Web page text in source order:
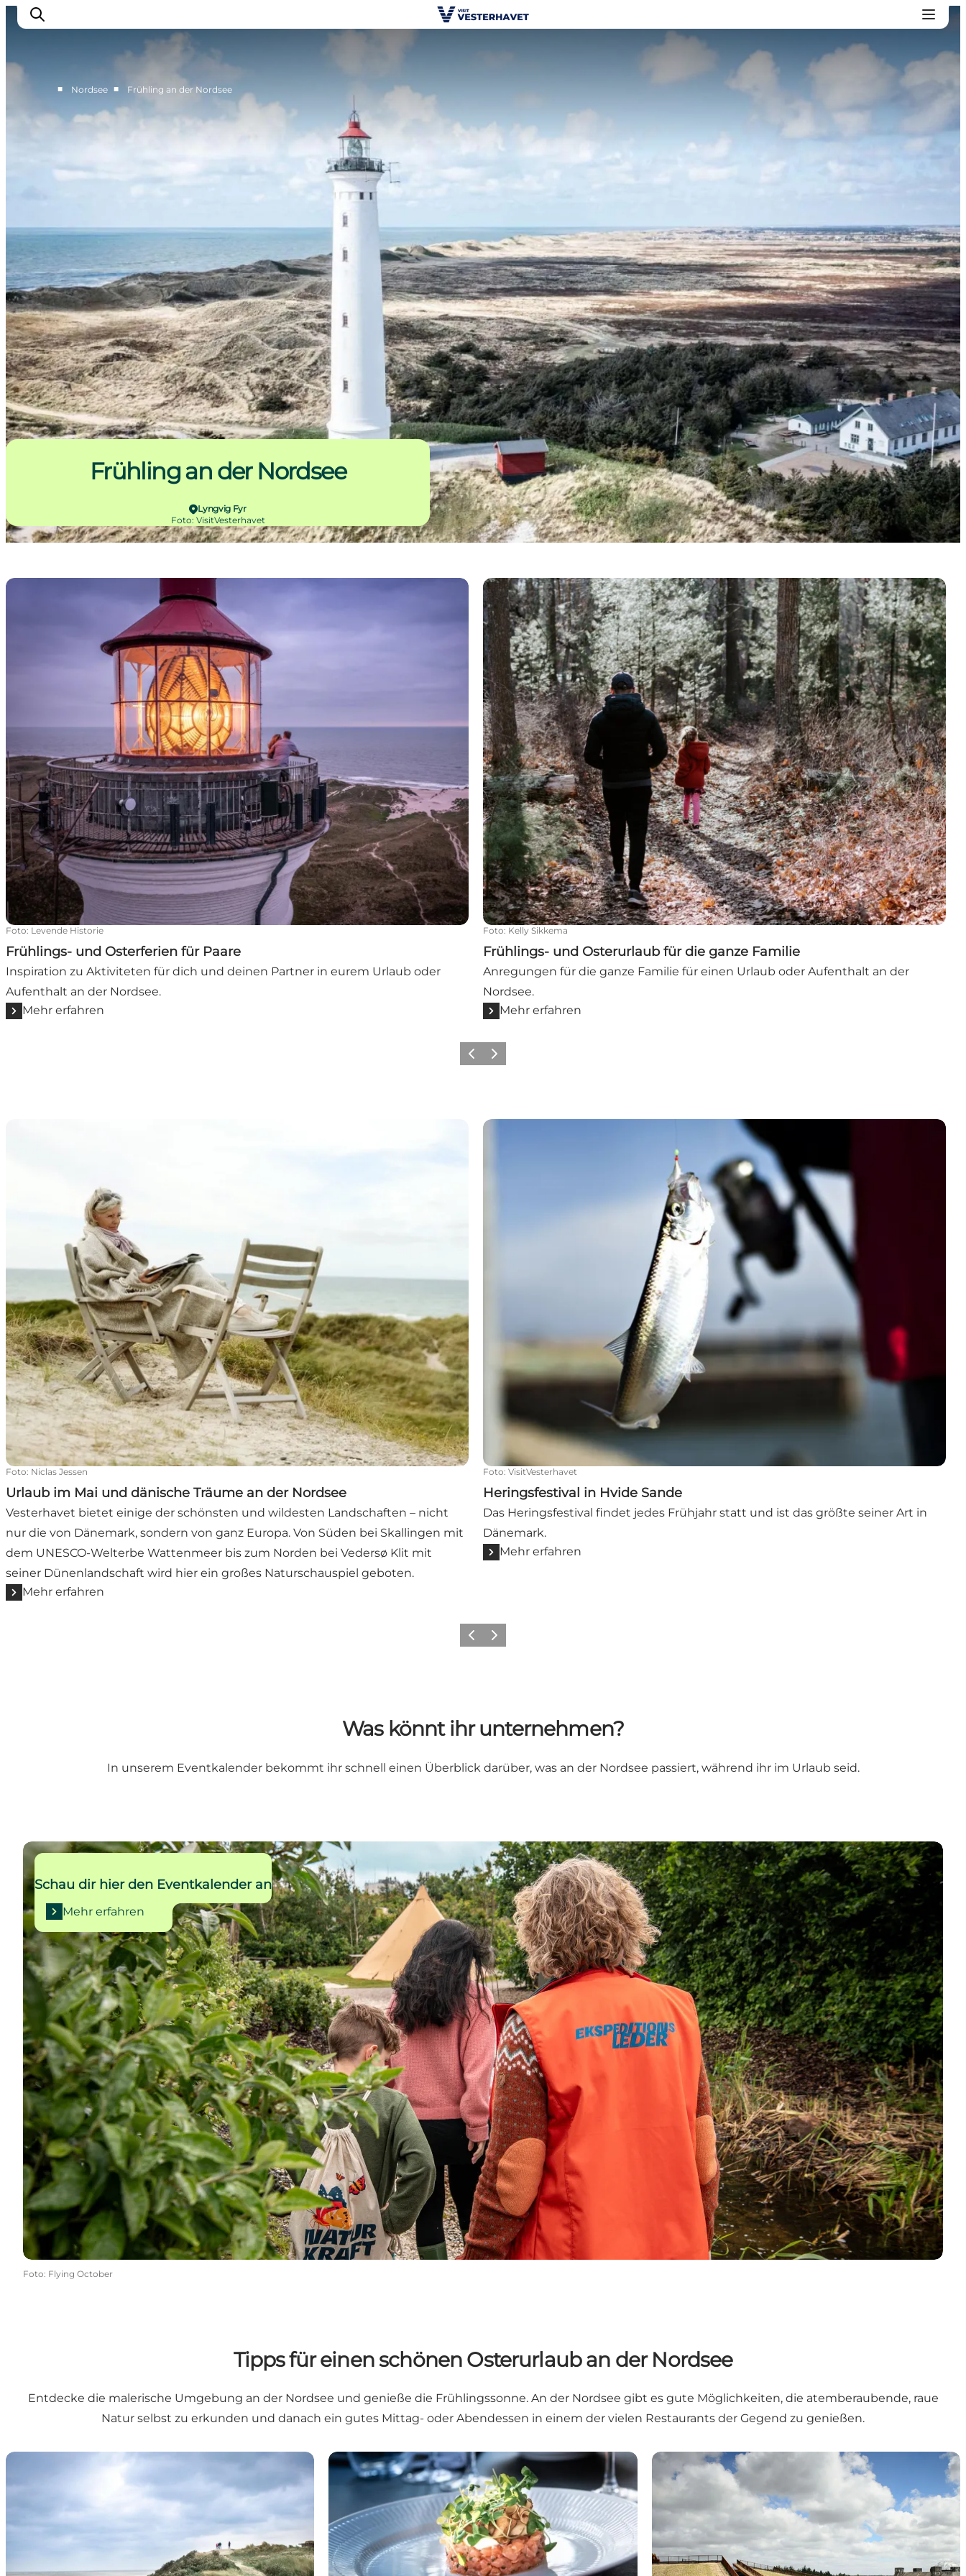
Events
Erlebnisse
Unsere Städte
Essen & Übernachtung
Plane deine Reise
■ Nordsee ■ Frühling an der Nordsee
Frühling an der Nordsee
Lyngvig Fyr
Foto: VisitVesterhavet
Frühlings- und Osterferien für Paare
Foto: Levende Historie
Frühlings- und Osterferien für Paare
Inspiration zu Aktiviteten für dich und deinen Partner in eurem Urlaub oder
Aufenthalt an der Nordsee.
Mehr erfahren
Frühlings- und Osterurlaub für die ganze Familie
Foto: Kelly Sikkema
Frühlings- und Osterurlaub für die ganze Familie
Anregungen für die ganze Familie für einen Urlaub oder Aufenthalt an der
Nordsee.
Mehr erfahren
ZurückWeiter
Foto: Niclas Jessen
Urlaub im Mai und dänische Träume an der Nordsee
Vesterhavet bietet einige der schönsten und wildesten Landschaften – nicht
nur die von Dänemark, sondern von ganz Europa. Von Süden bei Skallingen mit
dem UNESCO-Welterbe Wattenmeer bis zum Norden bei Vedersø Klit mit
seiner Dünenlandschaft wird hier ein großes Naturschauspiel geboten.
Mehr erfahren
Heringsfestival in Hvide Sande
Foto: VisitVesterhavet
Heringsfestival in Hvide Sande
Das Heringsfestival findet jedes Frühjahr statt und ist das größte seiner Art in
Dänemark.
Mehr erfahren
ZurückWeiter
Was könnt ihr unternehmen?
In unserem Eventkalender bekommt ihr schnell einen Überblick darüber, was an der Nordsee passiert, während ihr im Urlaub seid.
Mehr erfahren
Schau dir hier den Eventkalender an
Mehr erfahren
Foto: Flying October
Tipps für einen schönen Osterurlaub an der Nordsee
Entdecke die malerische Umgebung an der Nordsee und genieße die Frühlingssonne. An der Nordsee gibt es gute Möglichkeiten, die atemberaubende, raue
Natur selbst zu erkunden und danach ein gutes Mittag- oder Abendessen in einem der vielen Restaurants der Gegend zu genießen.
Touren auf eigene Faust Restaurants Inspiration für den Frühling an der Nordsee